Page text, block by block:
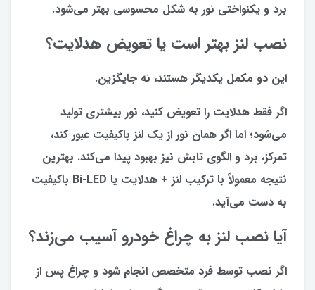
برد و یکنواختی نور به شکل محسوسی بهتر می‌شود.
نصب لنز بهتر است یا تعویض هدلایت؟
این دو مکمل یکدیگر هستند، نه جایگزین.
اگر فقط هدلایت را تعویض کنید، نور بیشتری تولید
می‌شود؛ اما اگر همان نور از یک لنز باکیفیت عبور کند،
تمرکز، برد و الگوی تابش نیز بهبود پیدا می‌کند. بهترین
نتیجه معمولاً با ترکیب لنز + هدلایت یا Bi-LED باکیفیت
به دست می‌آید.
آیا نصب لنز به چراغ خودرو آسیب می‌زند؟
اگر نصب توسط فرد متخصص انجام شود و چراغ پس از